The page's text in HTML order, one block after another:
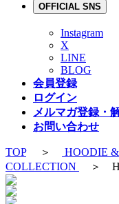
OFFICIAL SNS
Instagram
X
LINE
BLOG
会員登録
ログイン
メルマガ登録・
お問い合わせ
TOP＞ HOODIE
COLLECTION
＞